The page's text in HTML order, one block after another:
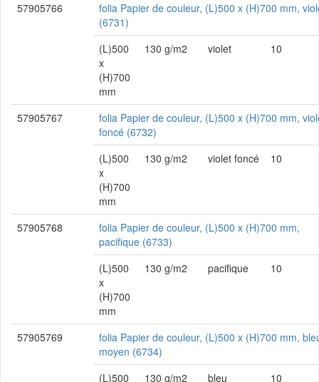
57905766
folia Papier de couleur, (L)500 x (H)700 mm,
(6731)
(L)500
x
(H)700
mm
130 g/m2 violet 10
57905767
folia Papier de couleur, (L)500 x (H)700 mm,
foncé (6732)
(L)500
x
(H)700
mm
130 g/m2 violet foncé 10
57905768
folia Papier de couleur, (L)500 x (H)700 mm,
pacifique (6733)
(L)500
x
(H)700
mm
130 g/m2 pacifique 10
57905769
folia Papier de couleur, (L)500 x (H)700 mm,
moyen (6734)
(L)500
130 g/m2 bleu 10